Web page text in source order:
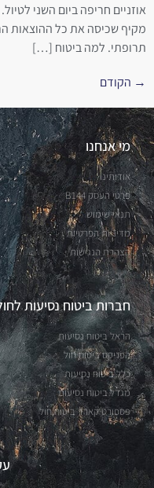
אוזניים חריפה ביום השני
מקיף שכיסה את כל ההוצאות
תרופתי. למה ביטוח […]
→ הקודם
מי אנחנו
אודותינו
פרטי העסק B144
תנאי שימוש
מדיניות הפרטיות
הצהרת הנגישות
חברות ביטוח נסיעות
הראל ביטוח נסיעות
הפניקס ביטוח חול
כלל ביטוח נסיעות
מגדל ביטוח נסיעות
פספורט קארד ביטוח חול